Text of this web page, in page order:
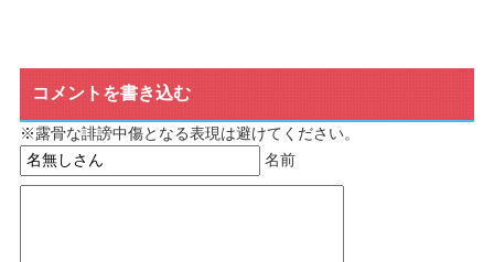
コメントを書き込む
※露骨な誹謗中傷となる表現は避けてください。
名前